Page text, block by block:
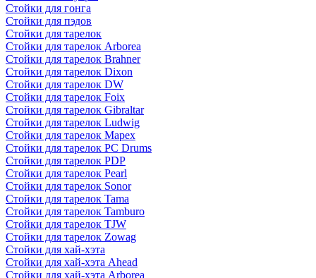
Стойки для гонга
Стойки для пэдов
Стойки для тарелок
Стойки для тарелок Arborea
Стойки для тарелок Brahner
Стойки для тарелок Dixon
Стойки для тарелок DW
Стойки для тарелок Foix
Стойки для тарелок Gibraltar
Стойки для тарелок Ludwig
Стойки для тарелок Mapex
Стойки для тарелок PC Drums
Стойки для тарелок PDP
Стойки для тарелок Pearl
Стойки для тарелок Sonor
Стойки для тарелок Tama
Стойки для тарелок Tamburo
Стойки для тарелок TJW
Стойки для тарелок Zowag
Стойки для хай-хэта
Стойки для хай-хэта Ahead
Стойки для хай-хэта Arborea